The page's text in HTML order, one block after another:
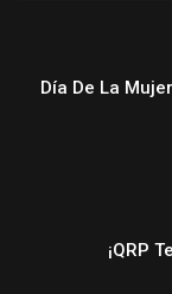
Día De La
¡QRP